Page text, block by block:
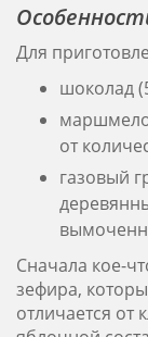
Для
шоколад
от
газовый
Сначала кое-
зефира,
отличается от